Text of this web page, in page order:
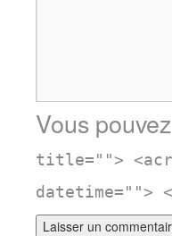
Vous
title="">
datetime="">